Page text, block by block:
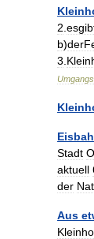
2
b)
3
Stadt
aktuell
der
Aus